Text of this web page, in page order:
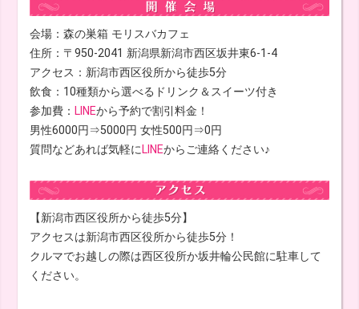
会場：森の巣箱 モリスバカフェ
住所：〒950-2041 新潟県新潟市西区坂井東6-1-4
アクセス：新潟市西区役所から徒歩5分
飲食：10種類から選べるドリンク＆スイーツ付き
参加費： LINEから予約で割引料金！
男性6000円⇒5000円 女性500円⇒0円
質問などあれば気軽に LINEからご連絡ください♪
【新潟市西区役所から徒歩5分】
アクセスは新潟市西区役所から徒歩5分！
クルマでお越しの際は西区役所か坂井輪公民館に駐車して
ください。